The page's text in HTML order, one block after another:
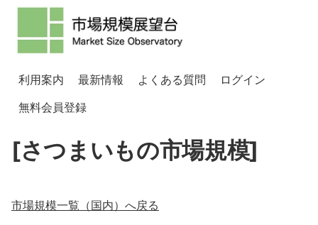
利用案内 最新情報 よくある質問
ログイン
無料会員登録
[さつまいもの市場規模]
市場規模一覧（国内）へ戻る